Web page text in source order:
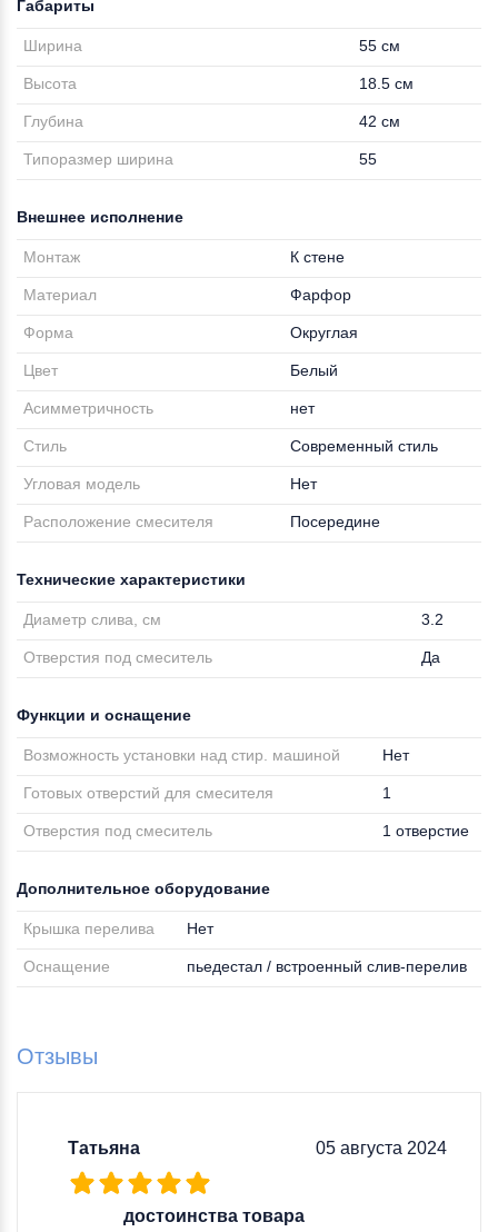
Габариты
Ширина 55 см
Высота 18.5 см
Глубина 42 см
Типоразмер ширина 55
Внешнее исполнение
Монтаж К стене
Материал Фарфор
Форма Округлая
Цвет Белый
Асимметричность нет
Стиль Современный стиль
Угловая модель Нет
Расположение смесителя Посередине
Технические характеристики
Диаметр слива, см 3.2
Отверстия под смеситель Да
Функции и оснащение
Возможность установки над стир. машиной Нет
Готовых отверстий для смесителя 1
Отверстия под смеситель 1 отверстие
Дополнительное оборудование
Крышка перелива Нет
Оснащение пьедестал / встроенный слив-перелив
Отзывы
Татьяна 05 августа 2024
достоинства товара